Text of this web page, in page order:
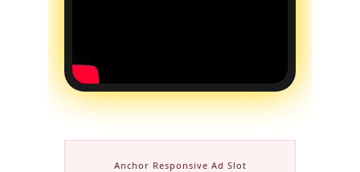
Anchor Responsive Ad Slot